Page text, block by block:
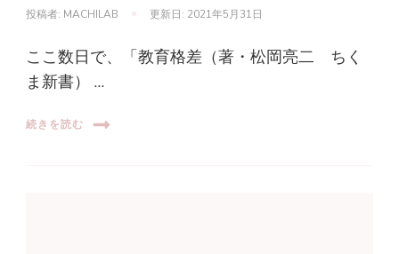
投稿者: MACHILAB 更新日: 2021年5月31日
ここ数日で、「教育格差（著・松岡亮二 ちく
ま新書） …
続きを読む